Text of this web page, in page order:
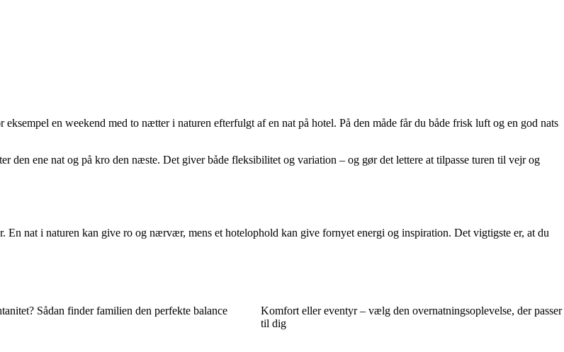
en weekend med to nætter i naturen efterfulgt af en nat på hotel. På den måde får du både frisk luft og en god nats
den ene nat og på kro den næste. Det giver både fleksibilitet og variation – og gør det lettere at tilpasse turen til vejr og
En nat i naturen kan give ro og nærvær, mens et hotelophold kan give fornyet energi og inspiration. Det vigtigste er, at du
Sådan finder familien den perfekte balance
Komfort eller eventyr – vælg den overnatningsoplevelse, der passer
til dig